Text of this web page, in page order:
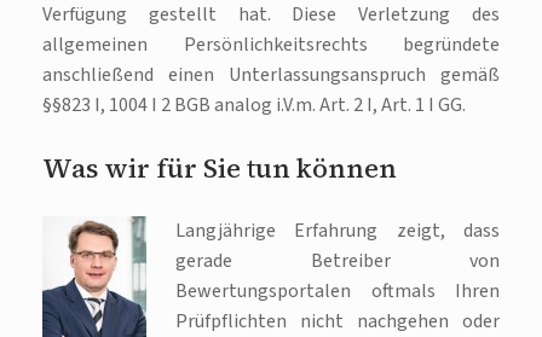
Verfügung gestellt hat. Diese Verletzung des
allgemeinen Persönlichkeitsrechts begründete
anschließend einen Unterlassungsanspruch gemäß
§§823 I, 1004 I 2 BGB analog i.V.m. Art. 2 I, Art. 1 I GG.
Was wir für Sie tun können
Langjährige Erfahrung zeigt, dass
gerade Betreiber von
Bewertungsportalen oftmals Ihren
Prüfpflichten nicht nachgehen oder